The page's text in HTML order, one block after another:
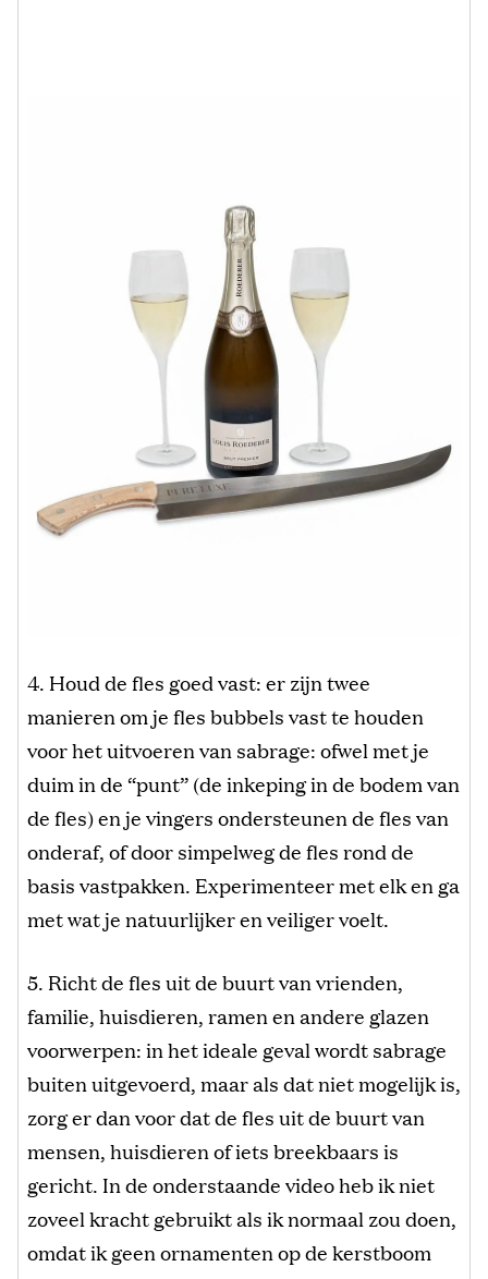
4. Houd de fles goed vast: er zijn twee
manieren om je fles bubbels vast te houden
voor het uitvoeren van sabrage: ofwel met je
duim in de “punt” (de inkeping in de bodem van
de fles) en je vingers ondersteunen de fles van
onderaf, of door simpelweg de fles rond de
basis vastpakken. Experimenteer met elk en ga
met wat je natuurlijker en veiliger voelt.
5. Richt de fles uit de buurt van vrienden,
familie, huisdieren, ramen en andere glazen
voorwerpen: in het ideale geval wordt sabrage
buiten uitgevoerd, maar als dat niet mogelijk is,
zorg er dan voor dat de fles uit de buurt van
mensen, huisdieren of iets breekbaars is
gericht. In de onderstaande video heb ik niet
zoveel kracht gebruikt als ik normaal zou doen,
omdat ik geen ornamenten op de kerstboom